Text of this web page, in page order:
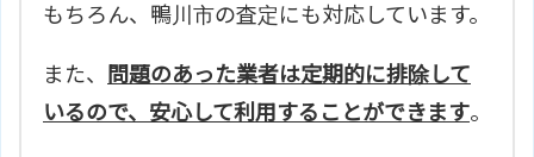
もちろん、 鴨川市の査定にも対応しています。
また、
問題のあった業者は定期的に排除して
いるので、安心して利用することができます。